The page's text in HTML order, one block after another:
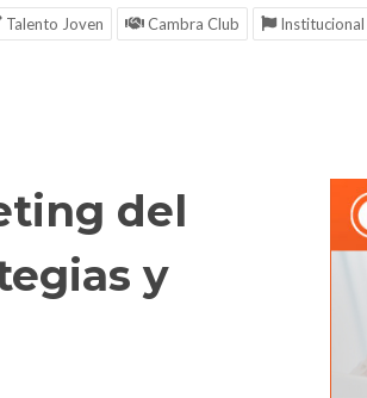
Talento Joven Cambra Club Institucional
del
y